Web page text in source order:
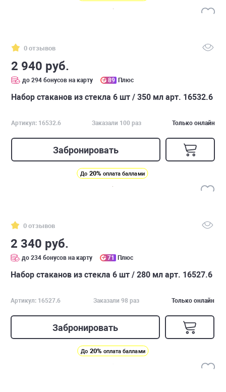
0 отзывов
2 940 руб.
до 294 бонусов на карту 89 Плюс
Набор стаканов из стекла 6 шт / 350 мл арт. 16532.6
Артикул: 16532.6 Заказали 100 раз Только онлайн
Забронировать
До 20% оплата баллами
0 отзывов
2 340 руб.
до 234 бонусов на карту 71 Плюс
Набор стаканов из стекла 6 шт / 280 мл арт. 16527.6
Артикул: 16527.6 Заказали 98 раз Только онлайн
Забронировать
До 20% оплата баллами